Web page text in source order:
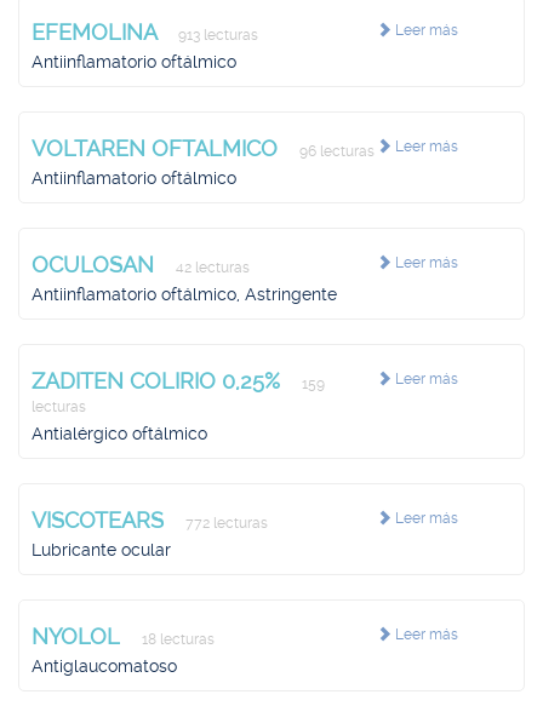
Leer más
EFEMOLINA 913 lecturas
Antiinflamatorio oftálmico
Leer más
VOLTAREN OFTALMICO 96 lecturas
Antiinflamatorio oftálmico
Leer más
OCULOSAN 42 lecturas
Antiinflamatorio oftálmico, Astringente
Leer más
ZADITEN COLIRIO 0,25%
159
lecturas
Antialérgico oftálmico
Leer más
VISCOTEARS 772 lecturas
Lubricante ocular
Leer más
NYOLOL 18 lecturas
Antiglaucomatoso